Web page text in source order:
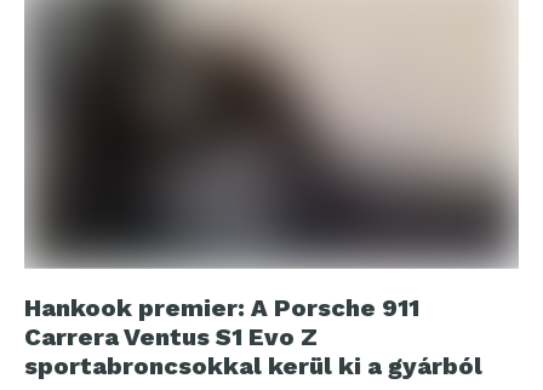
Hankook premier: A Porsche 911
Carrera Ventus S1 Evo Z
sportabroncsokkal kerül ki a gyárból